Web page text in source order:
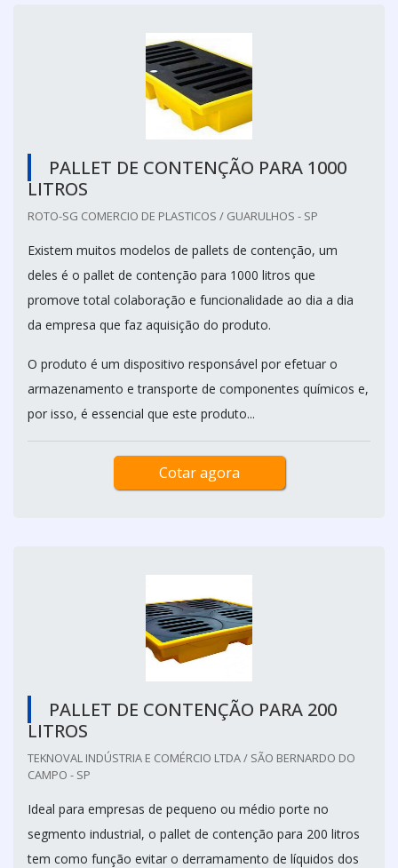
PALLET DE CONTENÇÃO PARA 1000
LITROS
ROTO-SG COMERCIO DE PLASTICOS / GUARULHOS - SP
Existem muitos modelos de pallets de contenção, um
deles é o pallet de contenção para 1000 litros que
promove total colaboração e funcionalidade ao dia a dia
da empresa que faz aquisição do produto.
O produto é um dispositivo responsável por efetuar o
armazenamento e transporte de componentes químicos e,
por isso, é essencial que este produto...
Cotar agora
PALLET DE CONTENÇÃO PARA 200
LITROS
TEKNOVAL INDÚSTRIA E COMÉRCIO LTDA / SÃO BERNARDO DO
CAMPO - SP
Ideal para empresas de pequeno ou médio porte no
segmento industrial, o pallet de contenção para 200 litros
tem como função evitar o derramamento de líquidos dos